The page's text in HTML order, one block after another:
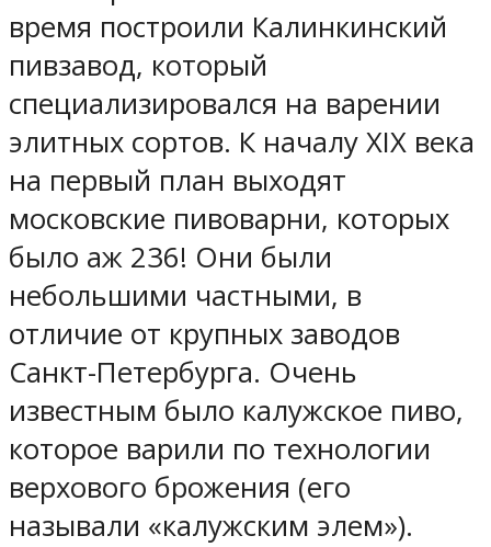
время построили Калинкинский
пивзавод, который
специализировался на варении
элитных сортов. К началу XIX века
на первый план выходят
московские пивоварни, которых
было аж 236! Они были
небольшими частными, в
отличие от крупных заводов
Санкт-Петербурга. Очень
известным было калужское пиво,
которое варили по технологии
верхового брожения (его
называли «калужским элем»).